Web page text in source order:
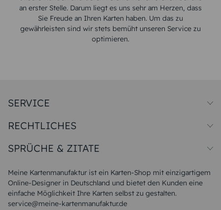
an erster Stelle. Darum liegt es uns sehr am Herzen, dass
Sie Freude an Ihren Karten haben. Um das zu
gewährleisten sind wir stets bemüht unseren Service zu
optimieren.
Meine Kartenmanufaktur ist ein Karten-Shop mit einzigartigem
Online-Designer in Deutschland und bietet den Kunden eine
einfache Möglichkeit Ihre Karten selbst zu gestalten.
service@meine-kartenmanufaktur.de
SERVICE
Papiersorten
Unsere Produktion
Magazin
FAQ
RECHTLICHES
Widerrufsbelehrung
SPRÜCHE & ZITATE
Liebeskummer Sprüche
Sommer Sprüche
Muttertagssprüche
Sprüche zur Hochzeit